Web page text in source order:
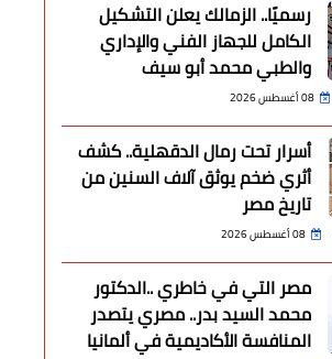
رسميًا.. الزمالك يعلن التشكيل
الكامل للجهاز الفني والإداري
والطبي محمد أبو سيف
08 أغسطس 2026
أسرار تحت رمال الدقهلية.. كشف
أثري ضخم يوثق آلاف السنين من
تاريخ مصر
08 أغسطس 2026
مصر التي في خاطري ..الدكتور
محمد السيد بدر.. مصري يتصدر
المنافسة الأكاديمية في ألمانيا